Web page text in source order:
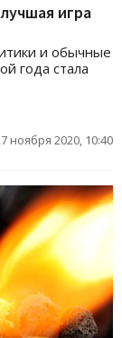
игра
и обычные
года стала
ноября 2020, 10:40